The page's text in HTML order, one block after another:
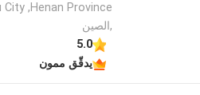
City ,Henan Province
,الصين
5.0
يدقّق ممون